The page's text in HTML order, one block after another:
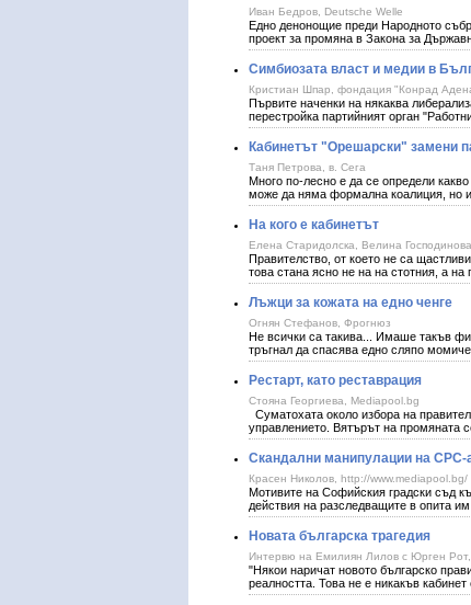
Иван Бедров, Deutsche Welle
Едно денонощие преди Народното
проект за промяна в Закона за
Симбиозата власт и медии в
Кристиан Шпар, фондация "Конрад
Първите наченки на някаква
перестройка партийният орган
Кабинетът "Орешарски" замени
Таня Петрова, в. Сега
Много по-лесно е да се определи
може да няма формална коалиция, но
На кого е кабинетът
Елена Старидолска, Велина
Правителство, от което не са
това стана ясно не на на стотния, а
Лъжци за кожата на едно ченге
Огнян Стефанов, Фрогнюз
Не всички са такива... Имаше такъв
тръгнал да спасява едно сляпо
Рестарт, като реставрация
Стояна Георгиева, Mediapool.bg
Суматохата около избора на
управлението. Вятърът на
Скандални манипулации на СРС-
Красен Николов, http://www.mediapool.bg/
Мотивите на Софийския градски съд
действия на разследващите в опита
Новата българска трагедия
Интервю на Емилиян Лилов с Юрген
"Някои наричат новото българско
реалността. Това не е никакъв кабинет